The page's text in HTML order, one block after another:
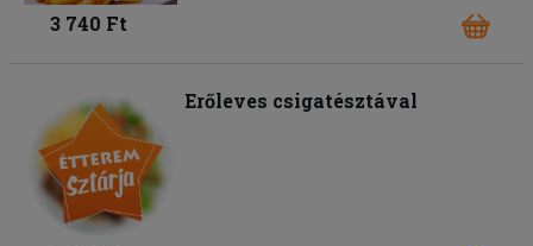
3 740 Ft
Erőleves csigatésztával